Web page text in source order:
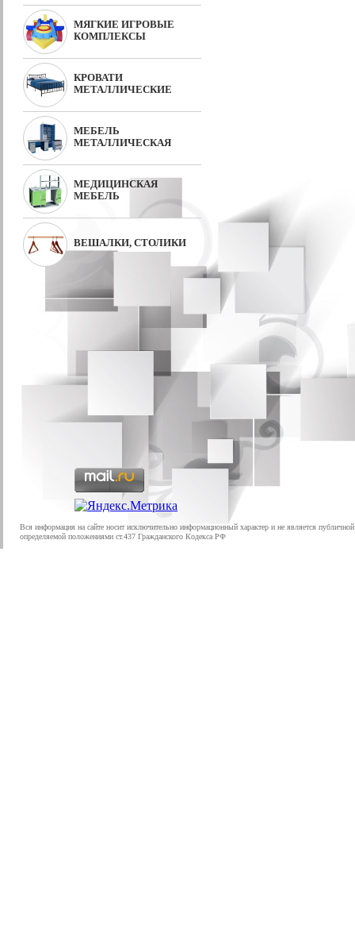
МЯГКИЕ ИГРОВЫЕ
КОМПЛЕКСЫ
КРОВАТИ
МЕТАЛЛИЧЕСКИЕ
МЕБЕЛЬ
МЕТАЛЛИЧЕСКАЯ
МЕДИЦИНСКАЯ
МЕБЕЛЬ
ВЕШАЛКИ, СТОЛИКИ
Вся информация на сайте носит исключительно информационный характер и не является
определяемой положениями ст.437 Гражданского Кодекса РФ